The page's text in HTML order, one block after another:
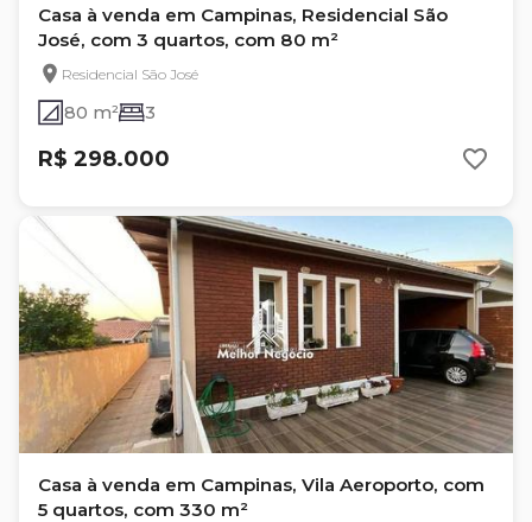
Casa à venda em Campinas, Residencial São
José, com 3 quartos, com 80 m²
Residencial São José
80 m² 3
R$ 298.000
Casa à venda em Campinas, Vila Aeroporto, com
5 quartos, com 330 m²